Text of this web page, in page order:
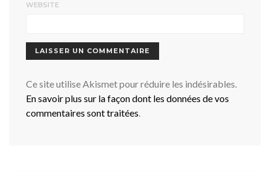
WEBSITE
Ce site utilise Akismet pour réduire les indésirables.
En savoir plus sur la façon dont les données de vos
commentaires sont traitées.